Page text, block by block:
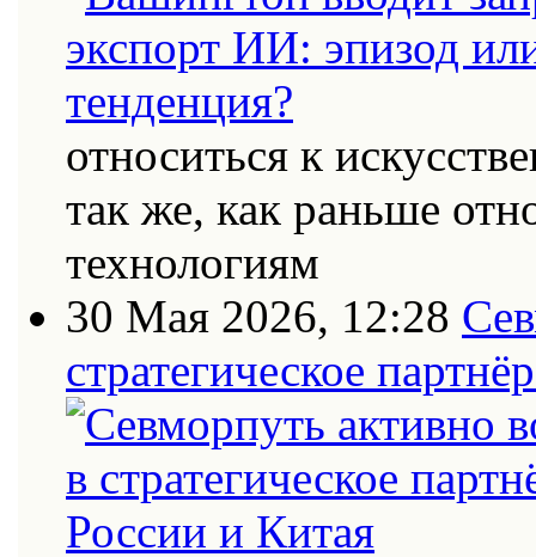
относиться к
так же, как раньше
технологиям
30 Мая 2026, 12:28
стратегическое